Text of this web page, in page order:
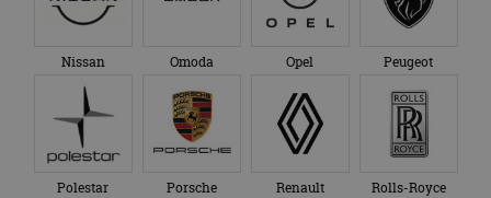
Nissan Omoda Opel Peugeot
Polestar Porsche Renault Rolls-Royce